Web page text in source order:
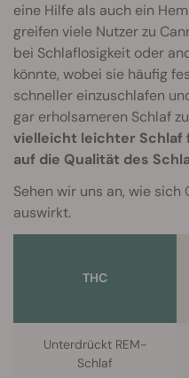
eine Hilfe als auch ein
greifen viele Nutzer zu
bei Schlaflosigkeit oder
könnte, wobei sie häufig
schneller einzuschlafen
gar erholsameren Schlaf
vielleicht leichter Schlaf
auf die Qualität des
Sehen wir uns an, wie
auswirkt.
THC
Unterdrückt REM-
Schlaf